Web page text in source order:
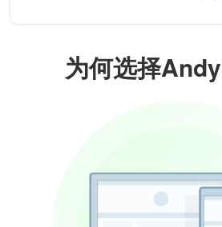
为何选择